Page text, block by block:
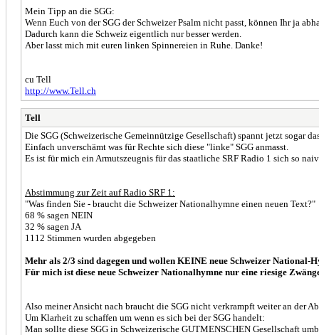
Mein Tipp an die SGG:
Wenn Euch von der SGG der Schweizer Psalm nicht passt, können Ihr ja
Dadurch kann die Schweiz eigentlich nur besser werden.
Aber lasst mich mit euren linken Spinnereien in Ruhe. Danke!
cu Tell
http://www.Tell.ch
Tell
Die SGG (Schweizerische Gemeinnützige Gesellschaft) spannt jetzt sogar
Einfach unverschämt was für Rechte sich diese "linke" SGG anmasst.
Es ist für mich ein Armutszeugnis für das staatliche SRF Radio 1 sich so naiv
Abstimmung zur Zeit auf Radio SRF 1:
"Was finden Sie - braucht die Schweizer Nationalhymne einen neuen Text?"
68 % sagen NEIN
32 % sagen JA
1112 Stimmen wurden abgegeben
Mehr als 2/3 sind dagegen und wollen KEINE neue Schweizer National-
Für mich ist diese neue Schweizer Nationalhymne nur eine riesige
Also meiner Ansicht nach braucht die SGG nicht verkrampft weiter an der
Um Klarheit zu schaffen um wenn es sich bei der SGG handelt:
Man sollte diese SGG in Schweizerische GUTMENSCHEN Gesellschaft